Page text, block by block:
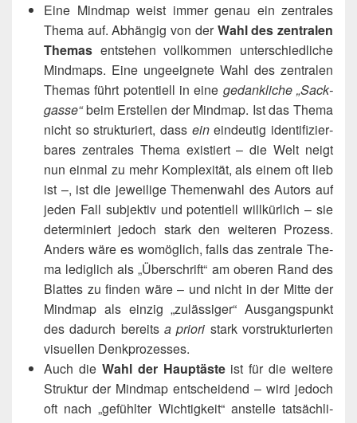
Eine Mind­map weist immer genau ein zen­tra­les
The­ma auf. Abhän­gig von derWahl des zen­tra­len
The­mas ent­ste­hen voll­kom­men unter­schied­li­che
Mind­maps. Eine unge­eig­ne­te Wahl des zen­tra­len
The­mas führt poten­ti­ell in eine gedank­li­che „Sack­
gas­se“beim Erstel­len der Mind­map. Ist das The­ma
nicht so struk­tu­riert, dass einein­deu­tig iden­ti­fi­zier­
ba­res zen­tra­les The­ma exis­tiert – die Welt neigt
nun ein­mal zu mehr Kom­ple­xi­tät, als einem oft lieb
ist –, ist die jewei­li­ge The­men­wahl des Autors auf
jeden Fall sub­jek­tiv und poten­ti­ell will­kür­lich – sie
deter­mi­niert jedoch stark den wei­te­ren Pro­zess.
Anders wäre es womög­lich, falls das zen­tra­le The­
ma ledig­lich als „Über­schrift“ am obe­ren Rand des
Blat­tes zu fin­den wäre – und nicht in der Mit­te der
Mind­map als ein­zig „zuläs­si­ger“ Aus­gangs­punkt
des dadurch bereitsa prio­ri stark vor­struk­tu­rier­ten
visu­el­len Denkprozesses.
Auch die Wahl der Haupt­äs­teist für die wei­te­re
Struk­tur der Mind­map ent­schei­dend – wird jedoch
oft nach „gefühl­ter Wich­tig­keit“ anstel­le tat­säch­li­